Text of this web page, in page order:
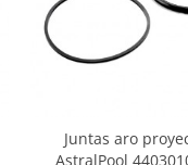
Juntas aro
AstralPool